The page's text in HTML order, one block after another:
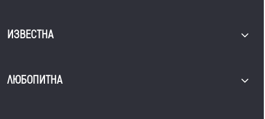
ИЗВЕСТНА
ЛЮБОПИТНА